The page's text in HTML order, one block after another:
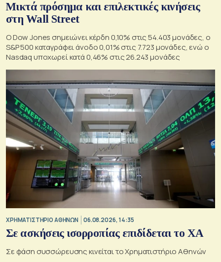
Μικτά πρόσημα και επιλεκτικές κινήσεις
στη Wall Street
Ο Dow Jones σημειώνει κέρδη 0,10% στις 54.403 μονάδες, ο
S&P 500 καταγράφει άνοδο 0,01% στις 7.723 μονάδες, ενώ ο
Nasdaq υποχωρεί κατά 0,46% στις 26.243 μονάδες
XΡΗΜΑΤΙΣΤΗΡΙΟ ΑΘΗΝΩΝ 06.08.2026, 14:35
Σε ασκήσεις ισορροπίας επιδίδεται το ΧΑ
Σε φάση συσσώρευσης κινείται το Χρηματιστήριο Αθηνών